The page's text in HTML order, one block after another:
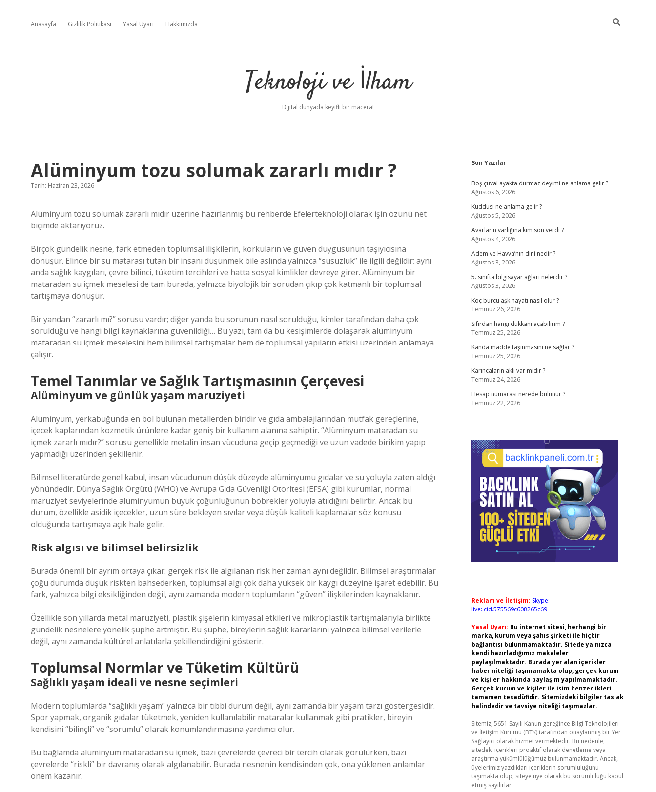
Anasayfa Gizlilik Politikası Yasal Uyarı Hakkımızda
Teknoloji ve İlham
Dijital dünyada keyifli bir macera!
Alüminyum tozu solumak zararlı mıdır ?
Tarih: Haziran 23, 2026
Alüminyum tozu solumak zararlı mıdır üzerine hazırlanmış bu rehberde Efelerteknoloji olarak işin özünü net
biçimde aktarıyoruz.
Birçok gündelik nesne, fark etmeden toplumsal ilişkilerin, korkuların ve güven duygusunun taşıyıcısına
dönüşür. Elinde bir su matarası tutan bir insanı düşünmek bile aslında yalnızca “susuzluk” ile ilgili değildir; aynı
anda sağlık kaygıları, çevre bilinci, tüketim tercihleri ve hatta sosyal kimlikler devreye girer. Alüminyum bir
mataradan su içmek meselesi de tam burada, yalnızca biyolojik bir sorudan çıkıp çok katmanlı bir toplumsal
tartışmaya dönüşür.
Bir yandan “zararlı mı?” sorusu vardır; diğer yanda bu sorunun nasıl sorulduğu, kimler tarafından daha çok
sorulduğu ve hangi bilgi kaynaklarına güvenildiği… Bu yazı, tam da bu kesişimlerde dolaşarak alüminyum
mataradan su içmek meselesini hem bilimsel tartışmalar hem de toplumsal yapıların etkisi üzerinden anlamaya
çalışır.
Temel Tanımlar ve Sağlık Tartışmasının Çerçevesi
Alüminyum ve günlük yaşam maruziyeti
Alüminyum, yerkabuğunda en bol bulunan metallerden biridir ve gıda ambalajlarından mutfak gereçlerine,
içecek kaplarından kozmetik ürünlere kadar geniş bir kullanım alanına sahiptir. “Alüminyum mataradan su
içmek zararlı mıdır?” sorusu genellikle metalin insan vücuduna geçip geçmediği ve uzun vadede birikim yapıp
yapmadığı üzerinden şekillenir.
Bilimsel literatürde genel kabul, insan vücudunun düşük düzeyde alüminyumu gıdalar ve su yoluyla zaten aldığı
yönündedir. Dünya Sağlık Örgütü (WHO) ve Avrupa Gıda Güvenliği Otoritesi (EFSA) gibi kurumlar, normal
maruziyet seviyelerinde alüminyumun büyük çoğunluğunun böbrekler yoluyla atıldığını belirtir. Ancak bu
durum, özellikle asidik içecekler, uzun süre bekleyen sıvılar veya düşük kaliteli kaplamalar söz konusu
olduğunda tartışmaya açık hale gelir.
Risk algısı ve bilimsel belirsizlik
Burada önemli bir ayrım ortaya çıkar: gerçek risk ile algılanan risk her zaman aynı değildir. Bilimsel araştırmalar
çoğu durumda düşük riskten bahsederken, toplumsal algı çok daha yüksek bir kaygı düzeyine işaret edebilir. Bu
fark, yalnızca bilgi eksikliğinden değil, aynı zamanda modern toplumların “güven” ilişkilerinden kaynaklanır.
Özellikle son yıllarda metal maruziyeti, plastik şişelerin kimyasal etkileri ve mikroplastik tartışmalarıyla birlikte
gündelik nesnelere yönelik şüphe artmıştır. Bu şüphe, bireylerin sağlık kararlarını yalnızca bilimsel verilerle
değil, aynı zamanda kültürel anlatılarla şekillendirdiğini gösterir.
Toplumsal Normlar ve Tüketim Kültürü
Sağlıklı yaşam ideali ve nesne seçimleri
Modern toplumlarda “sağlıklı yaşam” yalnızca bir tıbbi durum değil, aynı zamanda bir yaşam tarzı göstergesidir.
Spor yapmak, organik gıdalar tüketmek, yeniden kullanılabilir mataralar kullanmak gibi pratikler, bireyin
kendisini “bilinçli” ve “sorumlu” olarak konumlandırmasına yardımcı olur.
Bu bağlamda alüminyum mataradan su içmek, bazı çevrelerde çevreci bir tercih olarak görülürken, bazı
çevrelerde “riskli” bir davranış olarak algılanabilir. Burada nesnenin kendisinden çok, ona yüklenen anlamlar
önem kazanır.
Sidebar
Son Yazılar
Boş çuval ayakta durmaz deyimi ne anlama gelir ?
Ağustos 6, 2026
Kuddusi ne anlama gelir ?
Ağustos 5, 2026
Avarların varlığına kim son verdi ?
Ağustos 4, 2026
Adem ve Havva’nın dini nedir ?
Ağustos 3, 2026
5. sınıfta bilgisayar ağları nelerdir ?
Ağustos 3, 2026
Koç burcu aşk hayatı nasıl olur ?
Temmuz 26, 2026
Sıfırdan hangi dükkanı açabilirim ?
Temmuz 25, 2026
Kanda madde taşınmasını ne sağlar ?
Temmuz 25, 2026
Karıncaların aklı var mıdır ?
Temmuz 24, 2026
Hesap numarası nerede bulunur ?
Temmuz 22, 2026
Reklam ve İletişim: Skype:
live:.cid.575569c608265c69
Yasal Uyarı: Bu internet sitesi, herhangi bir
marka, kurum veya şahıs şirketi ile hiçbir
bağlantısı bulunmamaktadır. Sitede yalnızca
kendi hazırladığımız makaleler
paylaşılmaktadır. Burada yer alan içerikler
haber niteliği taşımamakta olup, gerçek kurum
ve kişiler hakkında paylaşım yapılmamaktadır.
Gerçek kurum ve kişiler ile isim benzerlikleri
tamamen tesadüfidir. Sitemizdeki bilgiler taslak
halindedir ve tavsiye niteliği taşımazlar.
Sitemiz, 5651 Sayılı Kanun gereğince Bilgi Teknolojileri
ve İletişim Kurumu (BTK) tarafından onaylanmış bir Yer
Sağlayıcı olarak hizmet vermektedir. Bu nedenle,
sitedeki içerikleri proaktif olarak denetleme veya
araştırma yükümlülüğümüz bulunmamaktadır. Ancak,
üyelerimiz yazdıkları içeriklerin sorumluluğunu
taşımakta olup, siteye üye olarak bu sorumluluğu kabul
etmiş sayılırlar.